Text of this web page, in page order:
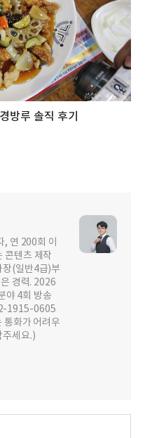
방루 솔직 후기
연 200회 이
콘텐츠 제작
장(일반4급)부
경력. 2026
야 4회 방송
1915-0605
통화가 어려우
주세요.)